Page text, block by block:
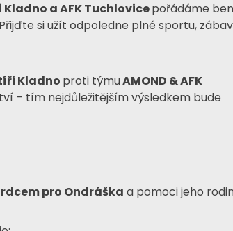
Kladno a AFK Tuchlovicepořádáme
si užít odpoledne plné sportu,
Kladno proti týmuAMOND & AFK
– tím nejdůležitějším výsledkem bude
pro Ondráška a pomoci jeho